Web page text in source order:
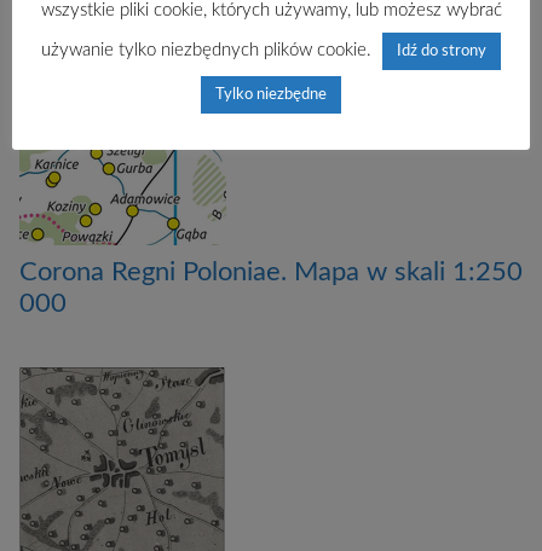
Corona Regni Poloniae. Mapa w skali 1:250
000
wszystkie pliki cookie, których używamy, lub możesz wybrać
używanie tylko niezbędnych plików cookie. Idź do strony
Tylko niezbędne